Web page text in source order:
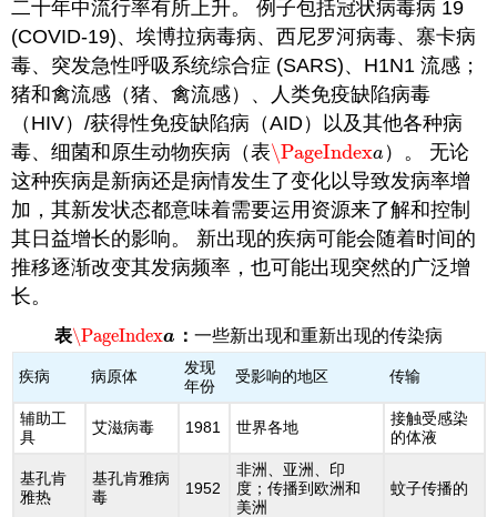
二十年中流行率有所上升。 例子包括冠状病毒病 19
(COVID-19)、埃博拉病毒病、西尼罗河病毒、寨卡病
毒、突发急性呼吸系统综合症 (SARS)、H1N1 流感；
猪和禽流感（猪、禽流感）、人类免疫缺陷病毒
（HIV）/获得性免疫缺陷病（AID）以及其他各种病
毒、细菌和原生动物疾病（表\PageIndexa
\PageIndexa）。 无论
这种疾病是新病还是病情发生了变化以导致发病率增
加，其新发状态都意味着需要运用资源来了解和控制
其日益增长的影响。 新出现的疾病可能会随着时间的
推移逐渐改变其发病频率，也可能出现突然的广泛增
长。
表\PageIndexa
\PageIndexa ： 一些新出现和重新出现的传染病
疾病 病原体
发现
年份
受影响的地区 传输
辅助工
具
艾滋病毒 1981 世界各地
接触受感染
的体液
基孔肯
雅热
基孔肯雅病
毒
1952
非洲、亚洲、印
度；传播到欧洲和
美洲
蚊子传播的